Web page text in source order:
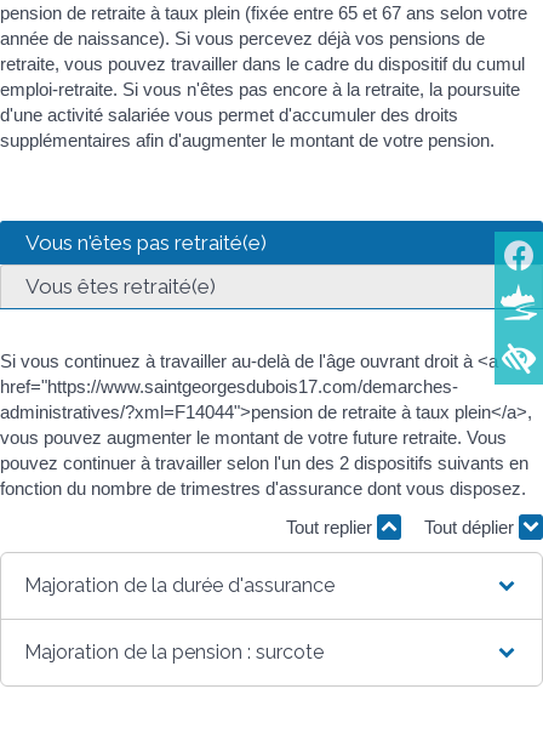
pension de retraite à taux plein (fixée entre 65 et 67 ans selon votre
année de naissance). Si vous percevez déjà vos pensions de
retraite, vous pouvez travailler dans le cadre du dispositif du cumul
emploi-retraite. Si vous n'êtes pas encore à la retraite, la poursuite
d'une activité salariée vous permet d'accumuler des droits
supplémentaires afin d'augmenter le montant de votre pension.
Vous n'êtes pas retraité(e)
Vous êtes retraité(e)
Si vous continuez à travailler au-delà de l'âge ouvrant droit à <a
href="https://www.saintgeorgesdubois17.com/demarches-
administratives/?xml=F14044">pension de retraite à taux plein</a>,
vous pouvez augmenter le montant de votre future retraite. Vous
pouvez continuer à travailler selon l'un des 2 dispositifs suivants en
fonction du nombre de trimestres d'assurance dont vous disposez.
Tout replier
Tout déplier
Majoration de la durée d'assurance
Majoration de la pension : surcote